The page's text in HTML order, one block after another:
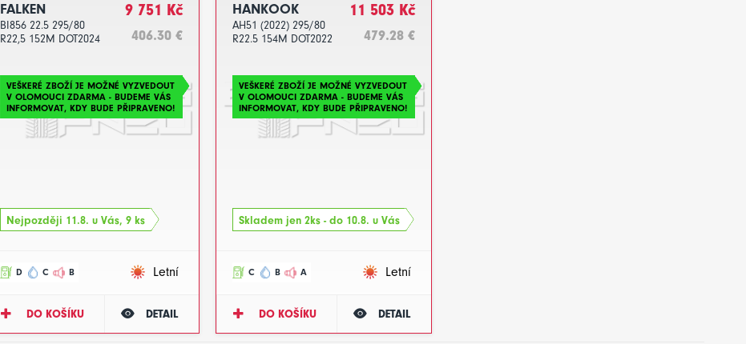
FALKEN
BI856 22.5 295/80
R22,5 152M DOT2024
9 751 Kč
406.30 €
VEŠKERÉ ZBOŽÍ JE MOŽNÉ VYZVEDOUT
V OLOMOUCI ZDARMA - BUDEME VÁS
INFORMOVAT, KDY BUDE PŘIPRAVENO!
Nejpozději 11.8. u Vás, 9 ks
D C B Letní
DO KOŠÍKU DETAIL
HANKOOK
AH51 (2022) 295/80
R22.5 154M DOT2022
11 503 Kč
479.28 €
VEŠKERÉ ZBOŽÍ JE MOŽNÉ VYZVEDOUT
V OLOMOUCI ZDARMA - BUDEME VÁS
INFORMOVAT, KDY BUDE PŘIPRAVENO!
Skladem jen 2ks - do 10.8. u Vás
C B A Letní
DO KOŠÍKU DETAIL